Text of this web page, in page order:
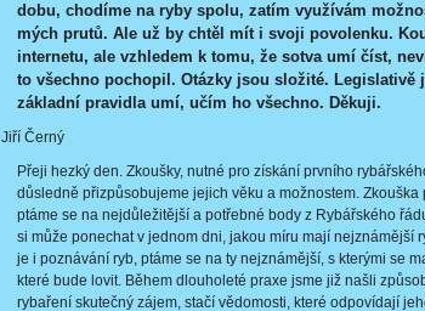
dobu, chodíme na ryby spolu, zatím využívám
mých prutů. Ale už by chtěl mít i svoji povolenku.
internetu, ale vzhledem k tomu, že sotva umí číst,
to všechno pochopil. Otázky jsou složité. Legislativě
základní pravidla umí, učím ho všechno. Děkuji.
Jiří Černý
Přeji hezký den. Zkoušky, nutné pro získání prvního
důsledně přizpůsobujeme jejich věku a možnostem. Zkouška
ptáme se na nejdůležitější a potřebné body z Rybářského
si může ponechat v jednom dni, jakou míru mají nejznámější
je i poznávání ryb, ptáme se na ty nejznámější, s kterými se
které bude lovit. Během dlouholeté praxe jsme již našli
rybaření skutečný zájem, stačí vědomosti, které odpovídají